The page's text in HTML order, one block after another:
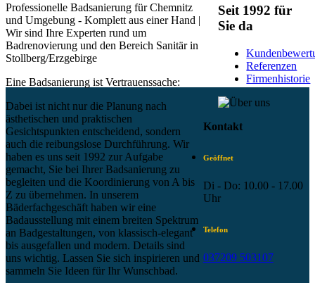
Professionelle Badsanierung für Chemnitz
und Umgebung - Komplett aus einer Hand |
Wir sind Ihre Experten rund um
Badrenovierung und den Bereich Sanitär in
Stollberg/Erzgebirge
Eine Badsanierung ist Vertrauenssache:
Dabei ist nicht nur die Planung nach
ästhetischen und praktischen
Gesichtspunkten entscheidend, sondern
auch die reibungslose Durchführung. Wir
haben es uns seit 1992 zur Aufgabe
gemacht, Sie bei Ihrer Badsanierung zu
begleiten und die Koordinierung von A bis
Z zu übernehmen. In unserem
Bäderfachgeschäft haben wir eine
Badausstellung mit einem breiten Spektrum
an Badgestaltungen, von klassisch-elegant
bis ausgefallen und modern. Details sind
uns wichtig. Lassen Sie sich inspirieren und
sammeln Sie Ideen für Ihr Wunschbad.
Seit 1992 für
Sie da
Referenzen
Firmenhistorie
Kontakt
Geöffnet
Di - Do: 10.00 - 17.00
Uhr
Telefon
037209 503107